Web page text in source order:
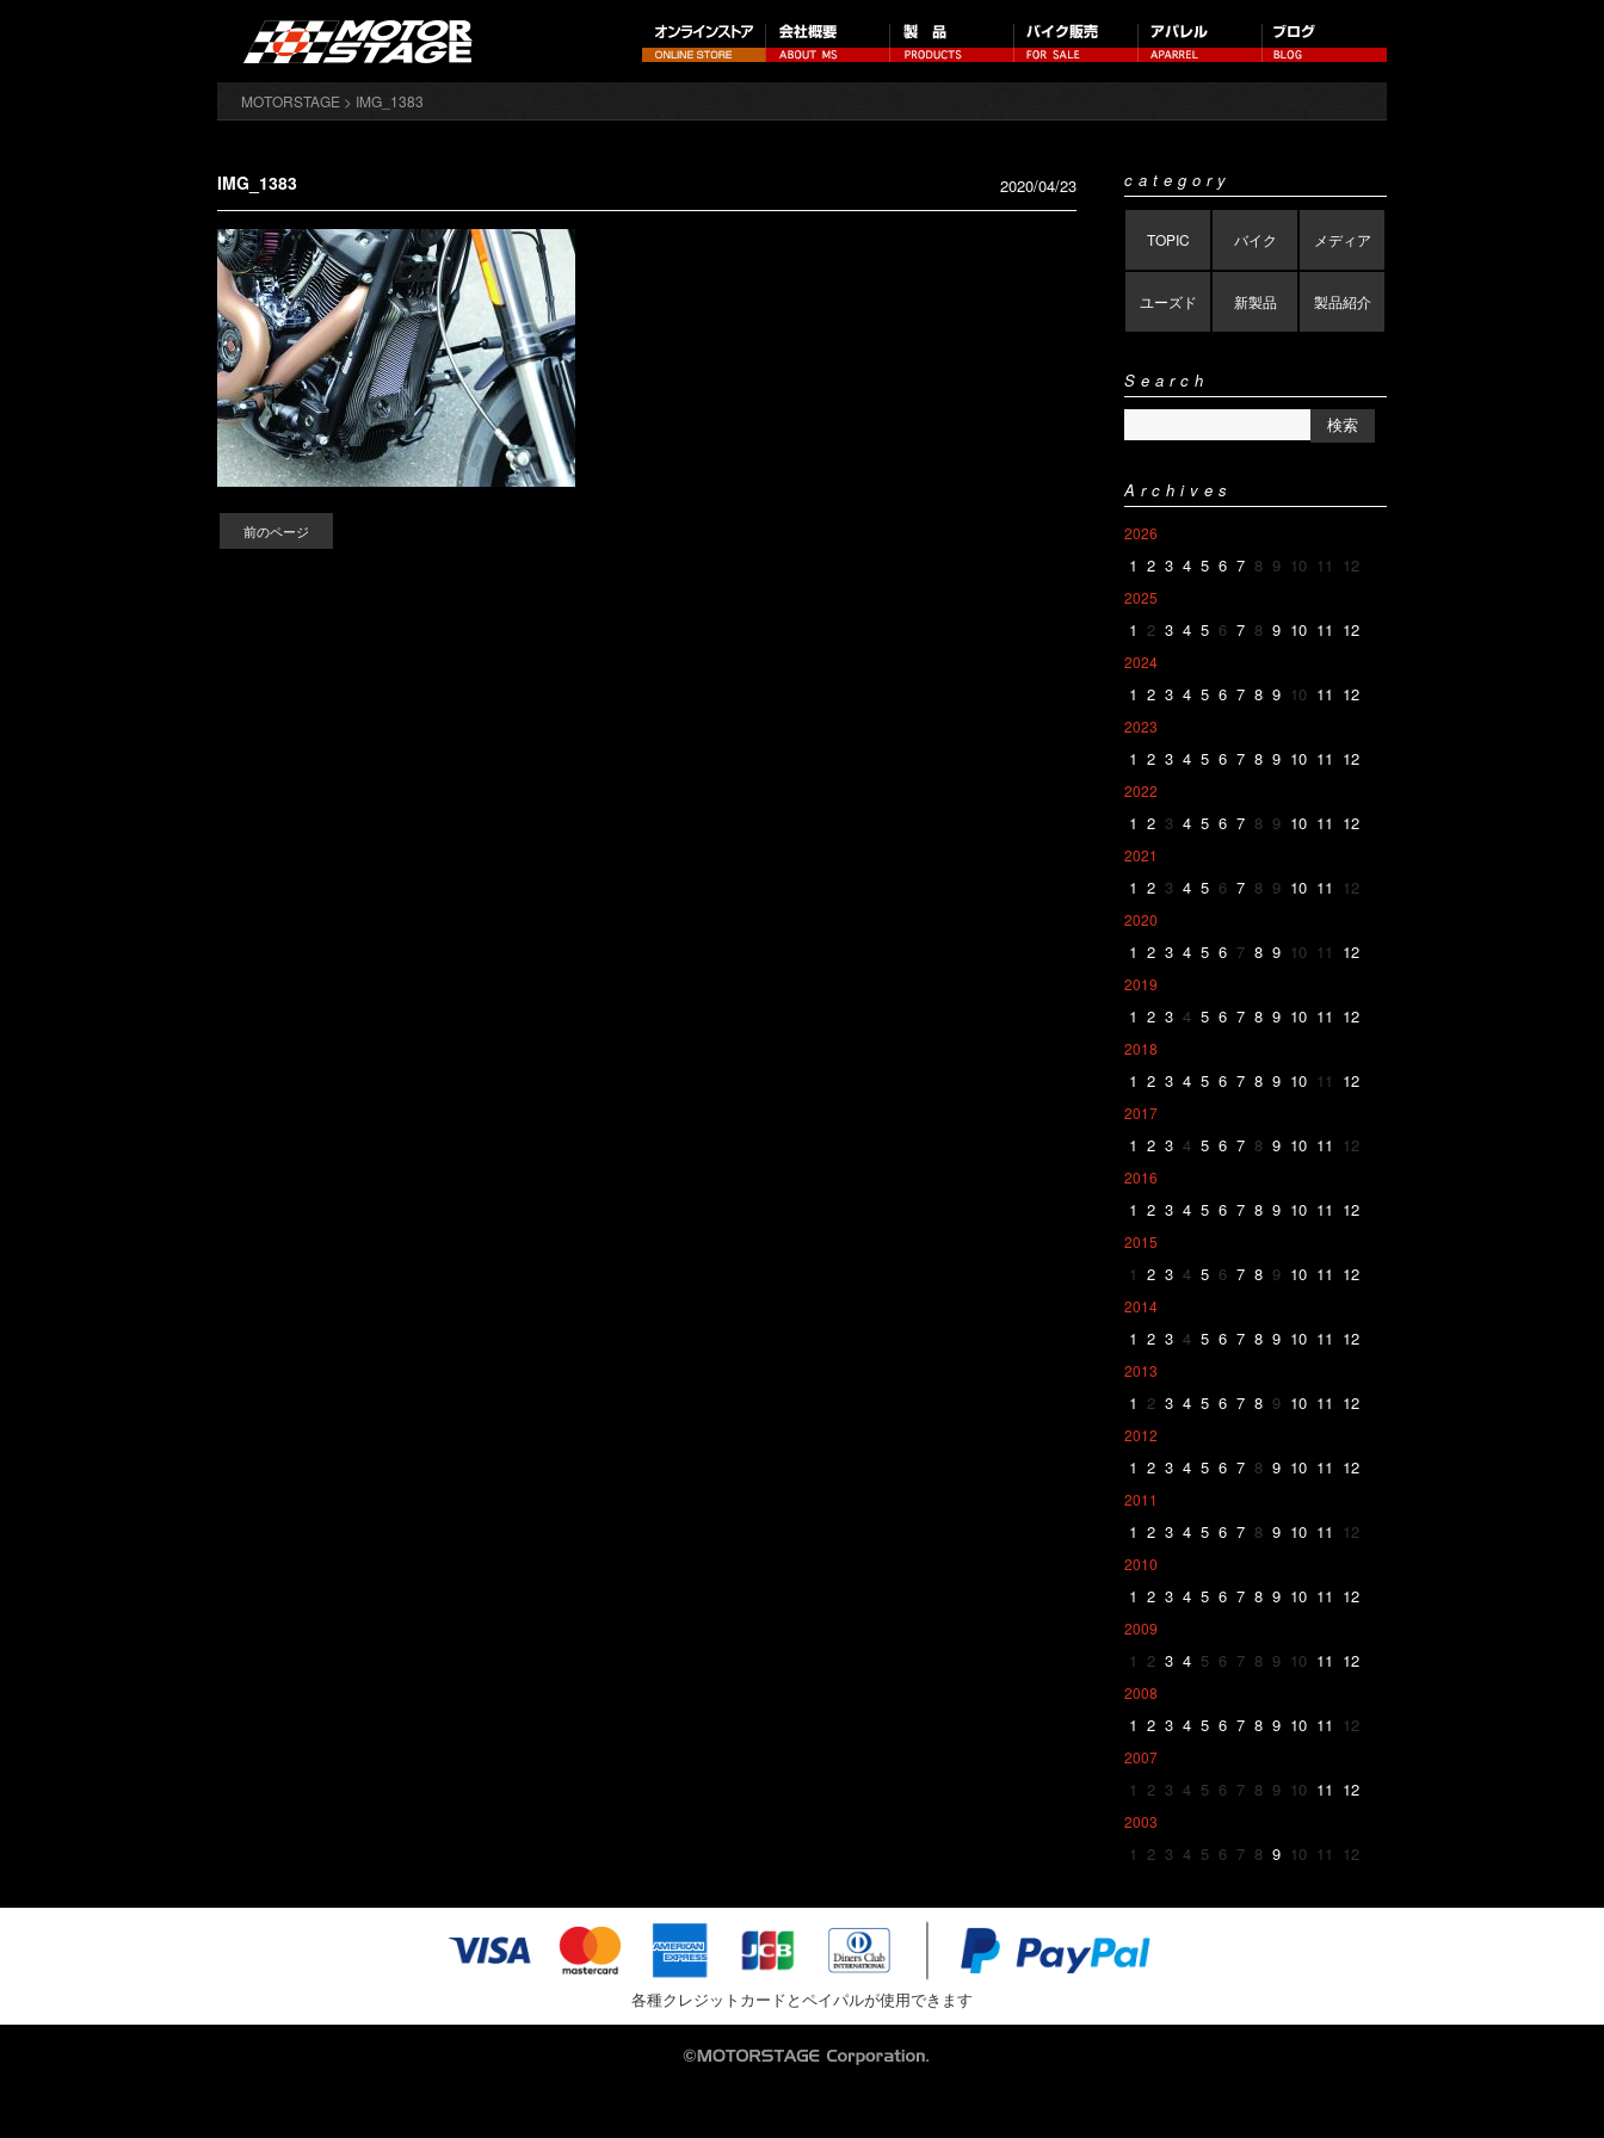
MOTORSTAGE > IMG_1383
IMG_1383 2020/04/23
前のページ
category
TOPIC バイク メディア
ユーズド 新製品 製品紹介
Search
Archives
2026
1 2 3 4 5 6 7 8 9 10 11 12
2025
1 2 3 4 5 6 7 8 9 10 11 12
2024
1 2 3 4 5 6 7 8 9 10 11 12
2023
1 2 3 4 5 6 7 8 9 10 11 12
2022
1 2 3 4 5 6 7 8 9 10 11 12
2021
1 2 3 4 5 6 7 8 9 10 11 12
2020
1 2 3 4 5 6 7 8 9 10 11 12
2019
1 2 3 4 5 6 7 8 9 10 11 12
2018
1 2 3 4 5 6 7 8 9 10 11 12
2017
1 2 3 4 5 6 7 8 9 10 11 12
2016
1 2 3 4 5 6 7 8 9 10 11 12
2015
1 2 3 4 5 6 7 8 9 10 11 12
2014
1 2 3 4 5 6 7 8 9 10 11 12
2013
1 2 3 4 5 6 7 8 9 10 11 12
2012
1 2 3 4 5 6 7 8 9 10 11 12
2011
1 2 3 4 5 6 7 8 9 10 11 12
2010
1 2 3 4 5 6 7 8 9 10 11 12
2009
1 2 3 4 5 6 7 8 9 10 11 12
2008
1 2 3 4 5 6 7 8 9 10 11 12
2007
1 2 3 4 5 6 7 8 9 10 11 12
2003
1 2 3 4 5 6 7 8 9 10 11 12
各種クレジットカードとペイパルが使用できます